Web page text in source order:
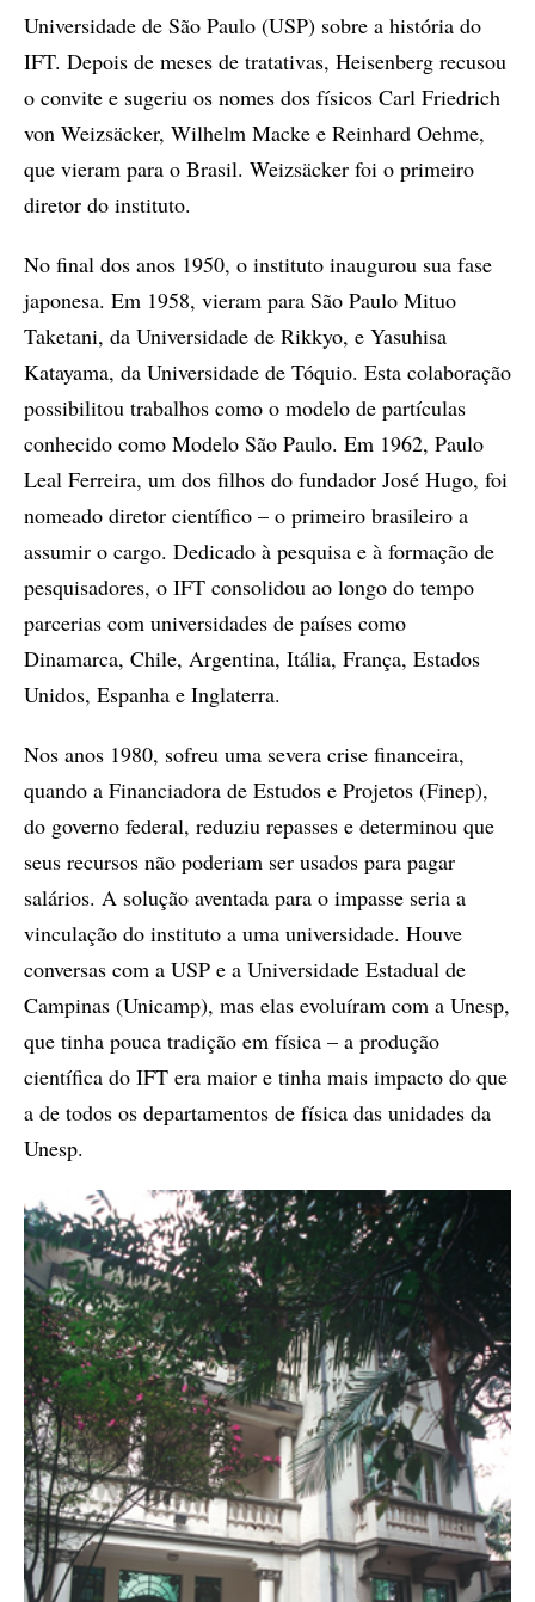
Universidade de São Paulo (USP) sobre a história do
IFT. Depois de meses de tratativas, Heisenberg recusou
o convite e sugeriu os nomes dos físicos Carl Friedrich
von Weizsäcker, Wilhelm Macke e Reinhard Oehme,
que vieram para o Brasil. Weizsäcker foi o primeiro
diretor do instituto.
No final dos anos 1950, o instituto inaugurou sua fase
japonesa. Em 1958, vieram para São Paulo Mituo
Taketani, da Universidade de Rikkyo, e Yasuhisa
Katayama, da Universidade de Tóquio. Esta colaboração
possibilitou trabalhos como o modelo de partículas
conhecido como Modelo São Paulo. Em 1962, Paulo
Leal Ferreira, um dos filhos do fundador José Hugo, foi
nomeado diretor científico – o primeiro brasileiro a
assumir o cargo. Dedicado à pesquisa e à formação de
pesquisadores, o IFT consolidou ao longo do tempo
parcerias com universidades de países como
Dinamarca, Chile, Argentina, Itália, França, Estados
Unidos, Espanha e Inglaterra.
Nos anos 1980, sofreu uma severa crise financeira,
quando a Financiadora de Estudos e Projetos (Finep),
do governo federal, reduziu repasses e determinou que
seus recursos não poderiam ser usados para pagar
salários. A solução aventada para o impasse seria a
vinculação do instituto a uma universidade. Houve
conversas com a USP e a Universidade Estadual de
Campinas (Unicamp), mas elas evoluíram com a Unesp,
que tinha pouca tradição em física – a produção
científica do IFT era maior e tinha mais impacto do que
a de todos os departamentos de física das unidades da
Unesp.